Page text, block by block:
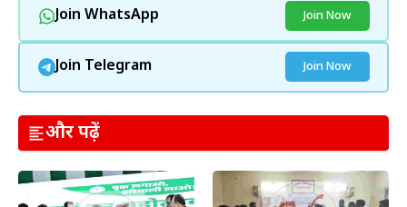
Join WhatsApp Join Now
Join Telegram Join Now
और पढ़ें